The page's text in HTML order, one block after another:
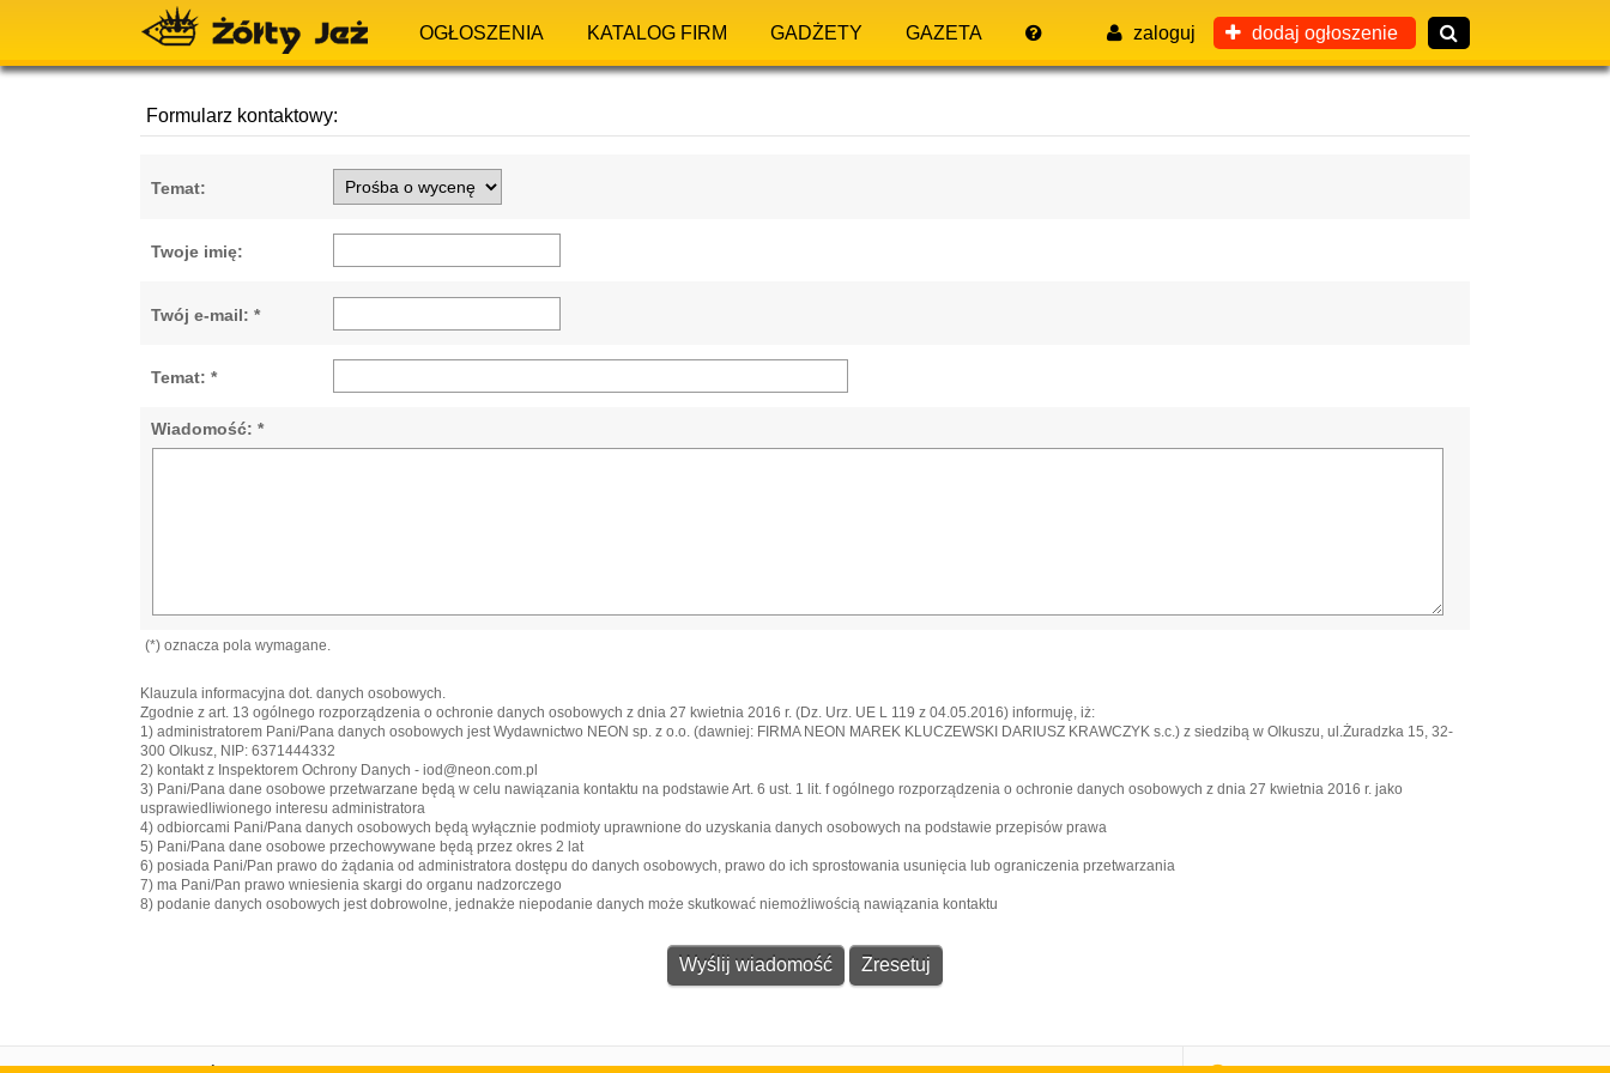
OGŁOSZENIA KATALOG FIRM GADŻETY GAZETA zaloguj dodaj ogłoszenie
Formularz kontaktowy:
Temat:
Twoje imię:
Twój e-mail: *
Temat: *
Wiadomość: *
(*) oznacza pola wymagane.
Klauzula informacyjna dot. danych osobowych.
Zgodnie z art. 13 ogólnego rozporządzenia o ochronie danych osobowych z dnia 27 kwietnia 2016 r. (Dz. Urz. UE L 119 z 04.05.2016) informuję, iż:
1) administratorem Pani/Pana danych osobowych jest Wydawnictwo NEON sp. z o.o. (dawniej: FIRMA NEON MAREK KLUCZEWSKI DARIUSZ KRAWCZYK s.c.) z siedzibą w Olkuszu, ul.Żuradzka 15, 32-
300 Olkusz, NIP: 6371444332
2) kontakt z Inspektorem Ochrony Danych - iod@neon.com.pl
3) Pani/Pana dane osobowe przetwarzane będą w celu nawiązania kontaktu na podstawie Art. 6 ust. 1 lit. f ogólnego rozporządzenia o ochronie danych osobowych z dnia 27 kwietnia 2016 r. jako
usprawiedliwionego interesu administratora
4) odbiorcami Pani/Pana danych osobowych będą wyłącznie podmioty uprawnione do uzyskania danych osobowych na podstawie przepisów prawa
5) Pani/Pana dane osobowe przechowywane będą przez okres 2 lat
6) posiada Pani/Pan prawo do żądania od administratora dostępu do danych osobowych, prawo do ich sprostowania usunięcia lub ograniczenia przetwarzania
7) ma Pani/Pan prawo wniesienia skargi do organu nadzorczego
8) podanie danych osobowych jest dobrowolne, jednakże niepodanie danych może skutkować niemożliwością nawiązania kontaktu